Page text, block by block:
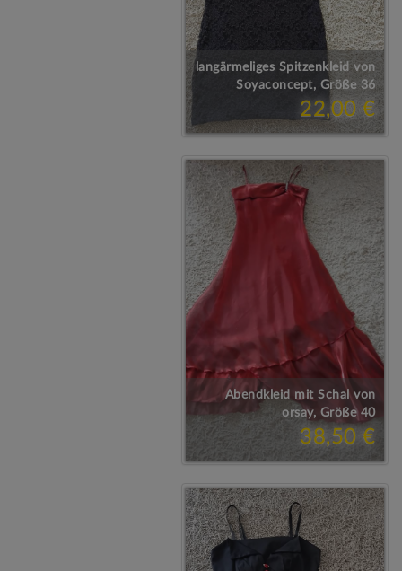
langärmeliges Spitzenkleid von
Soyaconcept, Größe 36
22,00 €
Abendkleid mit Schal von
orsay, Größe 40
38,50 €